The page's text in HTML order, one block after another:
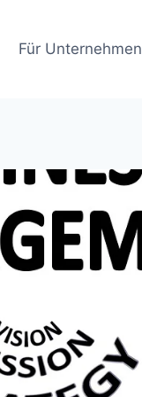
Für Unternehmen